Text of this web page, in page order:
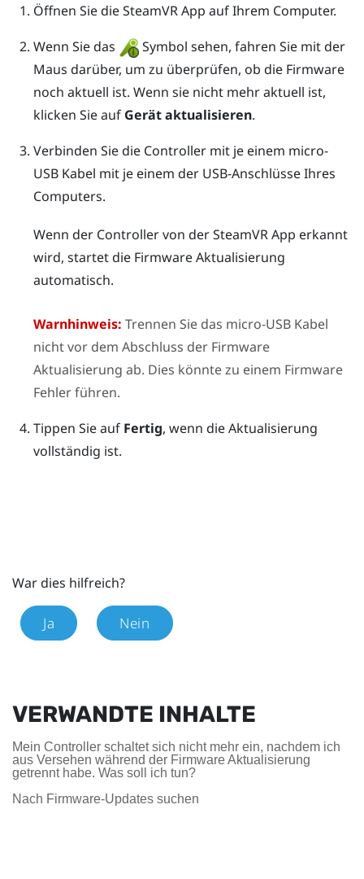
Öffnen Sie dieSteamVRApp auf Ihrem Computer.
Wenn Sie das
Symbol sehen, fahren Sie mit der
Maus darüber, um zu überprüfen, ob die Firmware
noch aktuell ist. Wenn sie nicht mehr aktuell ist,
klicken Sie auf Gerät aktualisieren.
Verbinden Sie die Controller mit je einem micro-
USB Kabel mit je einem der USB-Anschlüsse Ihres
Computers.
Wenn der Controller von derSteamVRApp erkannt
wird, startet die Firmware Aktualisierung
automatisch.
Warnhinweis: Trennen Sie das micro-USB Kabel
nicht vor dem Abschluss der Firmware
Aktualisierung ab. Dies könnte zu einem Firmware
Fehler führen.
Tippen Sie auf Fertig, wenn die Aktualisierung
vollständig ist.
War dies hilfreich?
Ja Nein
VERWANDTE INHALTE
Mein Controller schaltet sich nicht mehr ein, nachdem ich
aus Versehen während der Firmware Aktualisierung
getrennt habe. Was soll ich tun?
Nach Firmware-Updates suchen